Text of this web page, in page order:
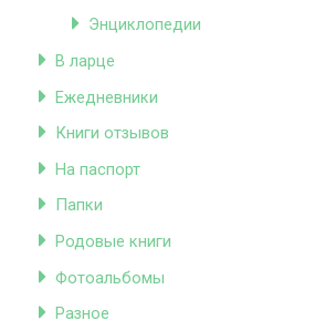
Энциклопедии
В ларце
Ежедневники
Книги отзывов
На паспорт
Папки
Родовые книги
Фотоальбомы
Разное